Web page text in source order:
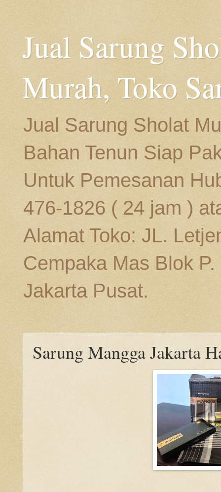
Jual Sarung
Murah, Toko
Jual Sarung Sholat
Bahan Tenun Siap
Untuk Pemesanan
476-1826 ( 24 jam )
Alamat Toko: JL.
Cempaka Mas Blok
Jakarta Pusat.
Sarung Mangga Jakarta